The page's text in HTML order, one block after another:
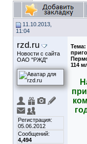
11.10.2013,
11:04
rzd.ru
Новости с сайта
ОАО "РЖД"
Регистрация:
05.06.2012
Сообщений:
4,494
Тема:
114